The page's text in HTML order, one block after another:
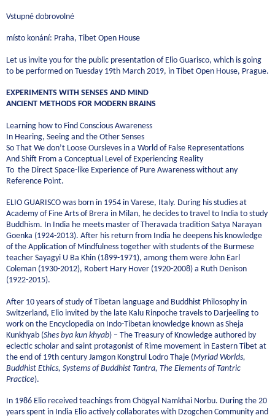
Vstupné dobrovolné
místo konání: Praha, Tibet Open House
Let us invite you for the public presentation of Elio Guarisco, which is going
to be performed on Tuesday 19th March 2019, in Tibet Open House, Prague.
EXPERIMENTS WITH SENSES AND MIND
ANCIENT METHODS FOR MODERN BRAINS
Learning how to Find Conscious Awareness
In Hearing, Seeing and the Other Senses
So That We don’t Loose Oursleves in a World of False Representations
And Shift From a Conceptual Level of Experiencing Reality
To the Direct Space-like Experience of Pure Awareness without any
Reference Point.
ELIO GUARISCO was born in 1954 in Varese, Italy. During his studies at
Academy of Fine Arts of Brera in Milan, he decides to travel to India to study
Buddhism. In India he meets master of Theravada tradition Satya Narayan
Goenka (1924-2013). After his return from India he deepens his knowledge
of the Application of Mindfulness together with students of the Burmese
teacher Sayagyi U Ba Khin (1899-1971), among them were John Earl
Coleman (1930-2012), Robert Hary Hover (1920-2008) a Ruth Denison
(1922-2015).
After 10 years of study of Tibetan language and Buddhist Philosophy in
Switzerland, Elio invited by the late Kalu Rinpoche travels to Darjeeling to
work on the Encyclopedia on Indo-Tibetan knowledge known as Sheja
Kunkhyab (Shes bya kun khyab) – The Treasury of Knowledge authored by
eclectic scholar and saint protagonist of Rime movement in Eastern Tibet at
the end of 19th century Jamgon Kongtrul Lodro Thaje (Myriad Worlds,
Buddhist Ethics, Systems of Buddhist Tantra, The Elements of Tantric
Practice).
In 1986 Elio received teachings from Chögyal Namkhai Norbu. During the 20
years spent in India Elio actively collaborates with Dzogchen Community and